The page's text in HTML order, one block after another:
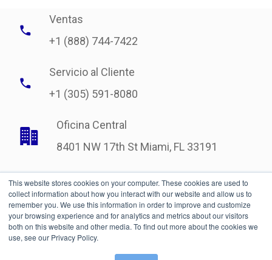
This website stores cookies on your computer. These cookies are used to
collect information about how you interact with our website and allow us to
remember you. We use this information in order to improve and customize
your browsing experience and for analytics and metrics about our visitors
both on this website and other media. To find out more about the cookies we
use, see our Privacy Policy.
Ventas
+1 (888) 744-7422
Servicio al Cliente
+1 (305) 591-8080
Oficina Central
8401 NW 17th St Miami, FL 33191
| © Copyright 2021 International Bonded Couriers, Inc.